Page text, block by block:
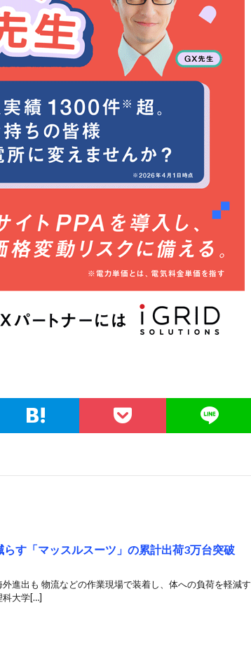
す「マッスルスーツ」の累計出荷3万台突破
進出も 物流などの作業現場で装着し、体への負荷を軽減す
科大学[…]